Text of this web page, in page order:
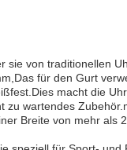
sie von traditionellen
Das für den Gurt
macht die
zu wartendes Zubehör.
Breite von mehr als